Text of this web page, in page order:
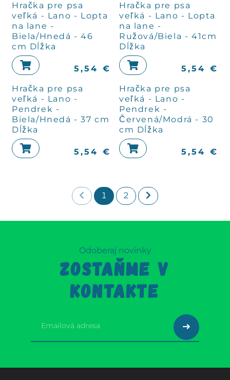
Hračka pre psa
veľká - Lano - Lopta
na lane -
Biela/Hnedá - 46
cm Dĺžka
5,54 €
Hračka pre psa
veľká - Lano - Lopta
na lane -
Ružová/Biela - 41cm
Dĺžka
5,54 €
Hračka pre psa
veľká - Lano -
Pendrek -
Biela/Hnedá - 37 cm
Dĺžka
5,54 €
Hračka pre psa
veľká - Lano -
Pendrek -
Červená/Modrá - 30
cm Dĺžka
5,54 €
1 2
Odoberaj novinky
ZOSTAŇME V
KONTAKTE